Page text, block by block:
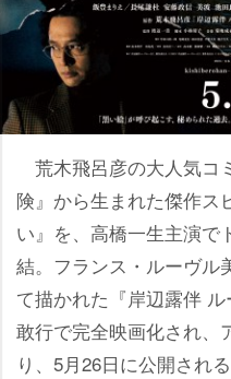
荒木飛呂彦の大人気コ
険』から生まれた傑作ス
い』を、高橋一生主演で
結。フランス・ルーヴル
て描かれた『岸辺露伴
敢行で完全映画化され、
り、5月26日に公開され